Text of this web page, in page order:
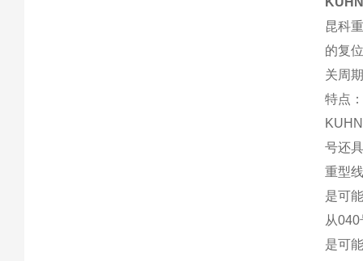
昆科
的复
关周
特点
号还
重型
是可
从
是可